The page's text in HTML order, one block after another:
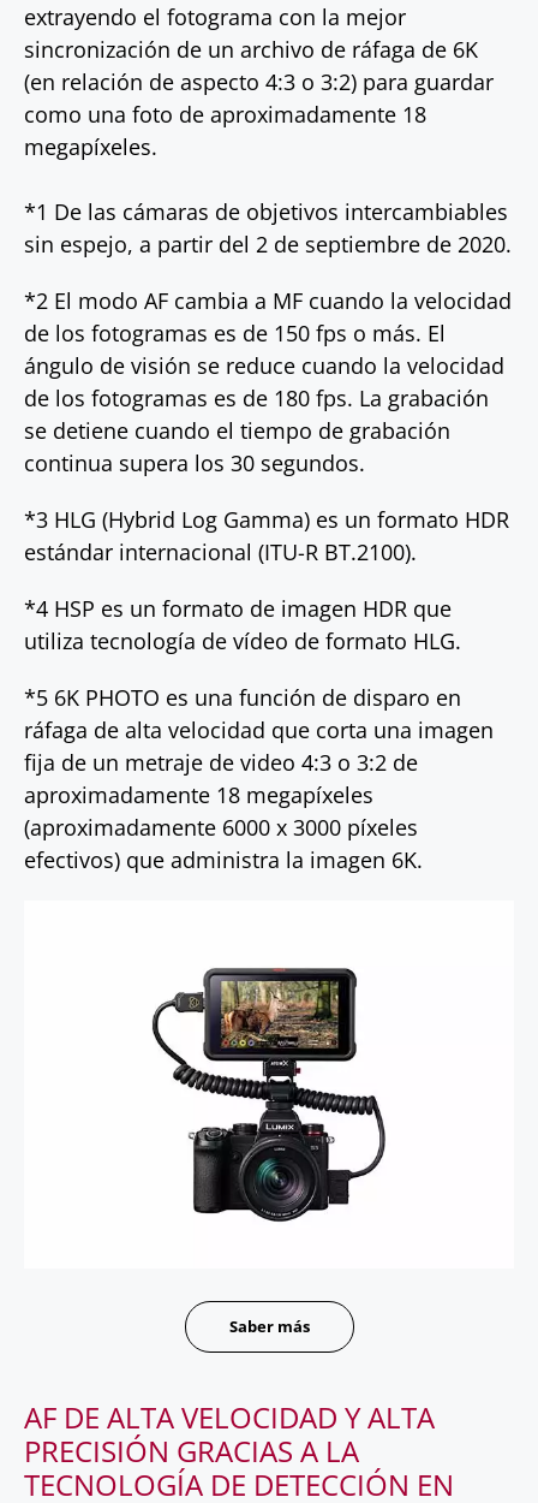
extrayendo el fotograma con la mejor
sincronización de un archivo de ráfaga de 6K
(en relación de aspecto 4:3 o 3:2) para guardar
como una foto de aproximadamente 18
megapíxeles.
*1 De las cámaras de objetivos intercambiables
sin espejo, a partir del 2 de septiembre de 2020.
*2 El modo AF cambia a MF cuando la velocidad
de los fotogramas es de 150 fps o más. El
ángulo de visión se reduce cuando la velocidad
de los fotogramas es de 180 fps. La grabación
se detiene cuando el tiempo de grabación
continua supera los 30 segundos.
*3 HLG (Hybrid Log Gamma) es un formato HDR
estándar internacional (ITU-R BT.2100).
*4 HSP es un formato de imagen HDR que
utiliza tecnología de vídeo de formato HLG.
*5 6K PHOTO es una función de disparo en
ráfaga de alta velocidad que corta una imagen
fija de un metraje de video 4:3 o 3:2 de
aproximadamente 18 megapíxeles
(aproximadamente 6000 x 3000 píxeles
efectivos) que administra la imagen 6K.
Saber más
AF DE ALTA VELOCIDAD Y ALTA
PRECISIÓN GRACIAS A LA
TECNOLOGÍA DE DETECCIÓN EN